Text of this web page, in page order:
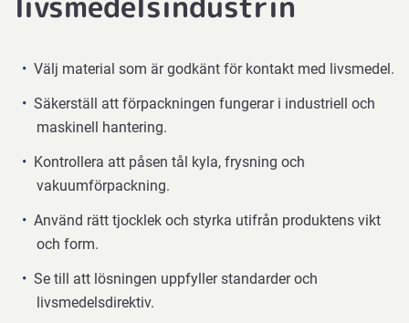
Välj material som är godkänt för kontakt med livsmedel.
Säkerställ att förpackningen fungerar i industriell och
maskinell hantering.
Kontrollera att påsen tål kyla, frysning och
vakuumförpackning.
Använd rätt tjocklek och styrka utifrån produktens vikt
och form.
Se till att lösningen uppfyller standarder och
livsmedelsdirektiv.